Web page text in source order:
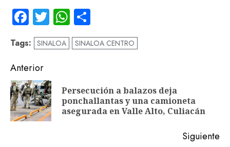
Facebook
TwitterWhatsApp
Tags: SINALOA SINALOA CENTRO
Navegación
de
entradas
Anterior
Persecución a balazos deja
ponchallantas y una camioneta
asegurada en Valle Alto, Culiacán
Siguiente